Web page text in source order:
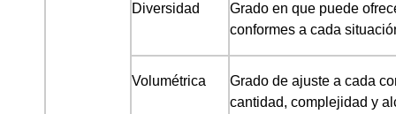
Diversidad
Grado en que puede
conformes a cada
Volumétrica
Grado de ajuste a cada
cantidad, complejidad y